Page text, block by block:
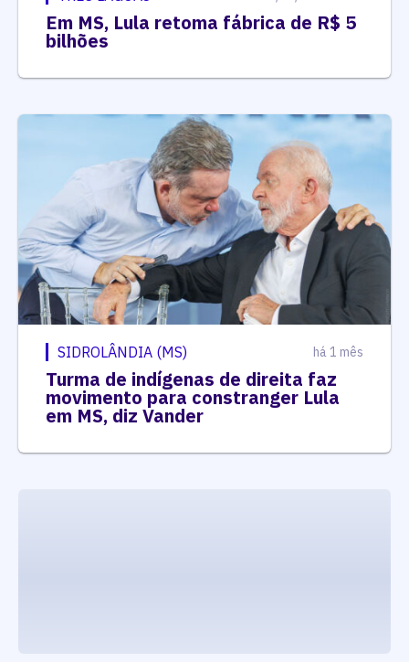
Em MS, Lula retoma fábrica de R$ 5
bilhões
SIDROLÂNDIA (MS) há 1 mês
Turma de indígenas de direita faz
movimento para constranger Lula
em MS, diz Vander